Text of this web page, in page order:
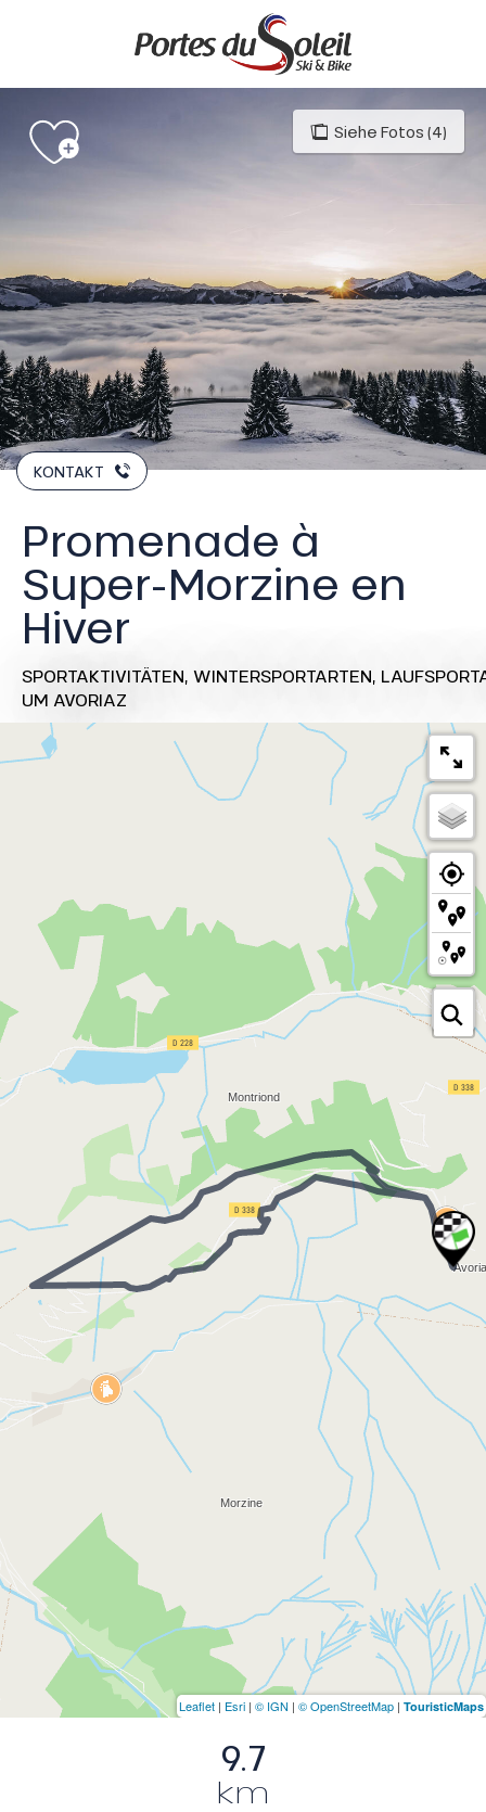
principal
Siehe Fotos (4)
KONTAKT
Promenade à
Super-Morzine en
Hiver
SPORTAKTIVITÄTEN, WINTERSPORTARTEN,
UM AVORIAZ
9.7
km
Leaflet | Esri | © IGN | © OpenStreetMap | TouristicMaps